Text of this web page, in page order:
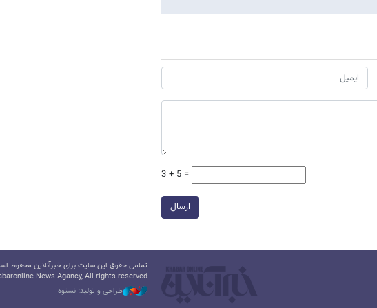
3 + 5 =
ارسال
تمامی حقوق این سایت برای خبرآنلاین محفوظ
News Agancy, All rights reserved
طراحی و تولید: نستوه